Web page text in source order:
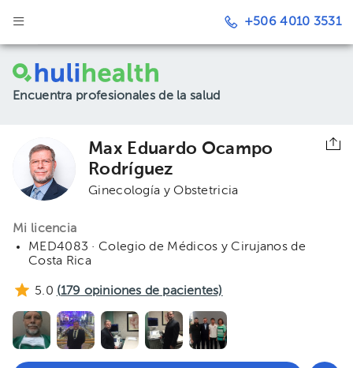
+506 4010 3531
Encuentra profesionales de la salud
Max Eduardo Ocampo
Rodríguez
Ginecología y Obstetricia
Mi licencia
MED4083 · Colegio de Médicos y Cirujanos de
Costa Rica
5.0 (179 opiniones de pacientes)